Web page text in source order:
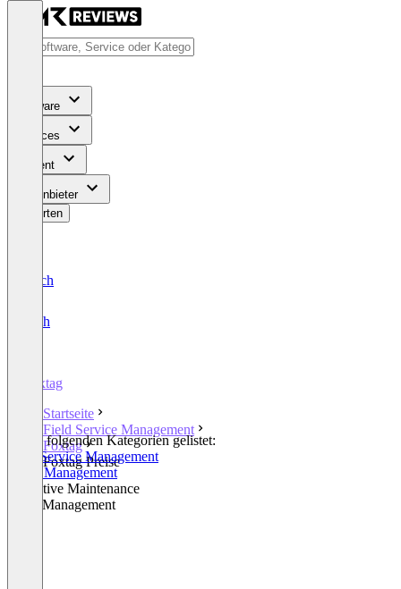
Software
Services
Content
Für Anbieter
Bewerten
Deutsch
English
Foxtag
Startseite
Field Service Management
Foxtag
Foxtag Preise
In den folgenden Kategorien gelistet:
Field Service Management
Order Management
Predictive Maintenance
Asset Management